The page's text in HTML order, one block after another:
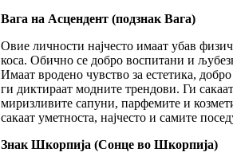
Вага на Асцендент (подзнак Вага)
Овие личности најчесто имаат убав
коса. Обично се добро воспитани и
Имаат вродено чувство за естетика,
ги диктираат модните трендови. Ги
миризливите сапуни, парфемите и
сакаат уметноста, најчесто и самите
Знак Шкорпија (Сонце во Шкорпија)